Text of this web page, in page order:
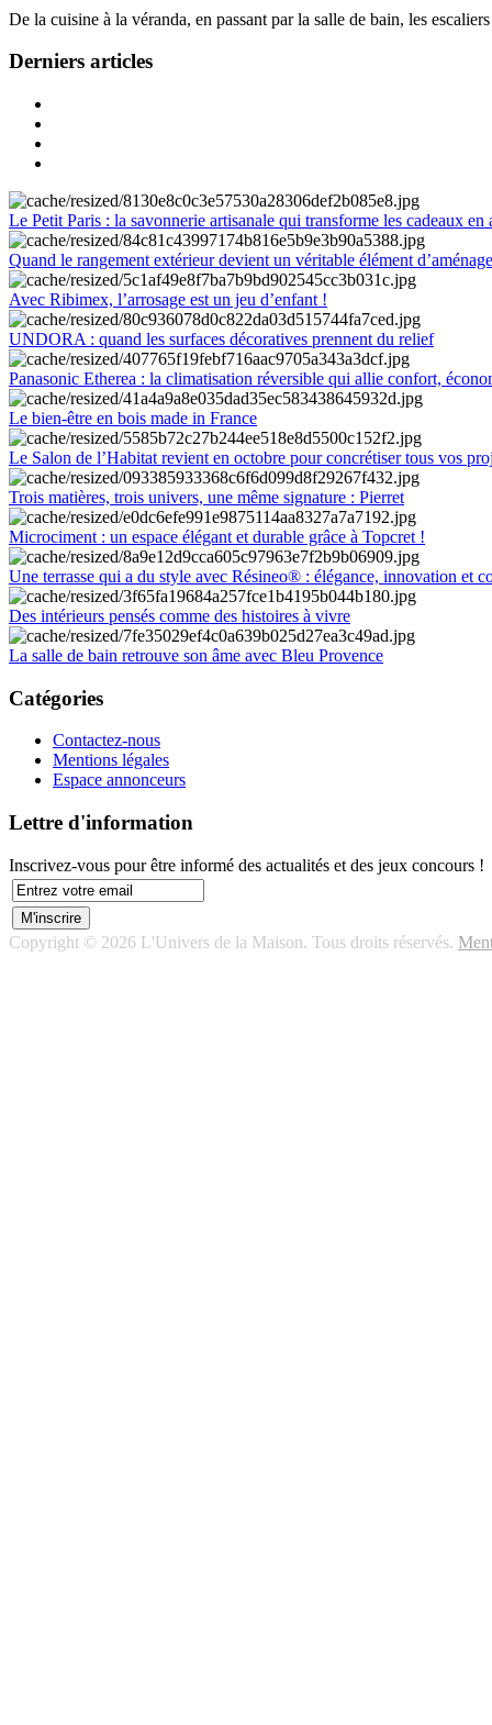
De la cuisine à la véranda, en passant par la salle de bain, les
Derniers articles
Le Petit Paris : la savonnerie artisanale qui transforme les cadeaux en
Quand le rangement extérieur devient un véritable élément
Avec Ribimex, l’arrosage est un jeu d’enfant !
UNDORA : quand les surfaces décoratives prennent du relief
Panasonic Etherea : la climatisation réversible qui allie confort,
Le bien-être en bois made in France
Le Salon de l’Habitat revient en octobre pour concrétiser tous vos
Trois matières, trois univers, une même signature : Pierret
Microciment : un espace élégant et durable grâce à Topcret !
Une terrasse qui a du style avec Résineo® : élégance, innovation et
Des intérieurs pensés comme des histoires à vivre
La salle de bain retrouve son âme avec Bleu Provence
Catégories
Contactez-nous
Mentions légales
Espace annonceurs
Lettre d'information
Inscrivez-vous pour être informé des actualités et des jeux concours !
Copyright © 2026 L'Univers de la Maison. Tous droits réservés.